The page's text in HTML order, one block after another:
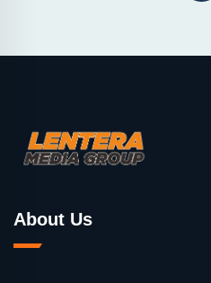
About Us